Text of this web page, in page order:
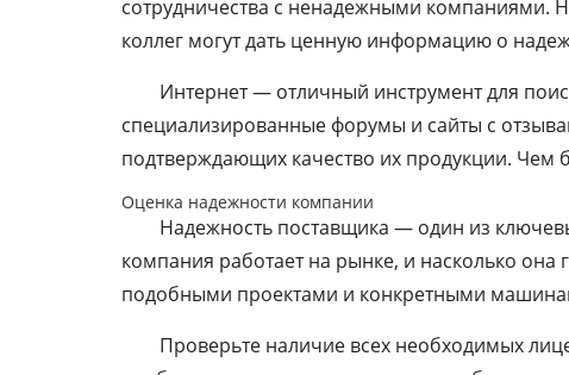
сотрудничества с ненадежными компаниями.
коллег могут дать ценную информацию о
Интернет — отличный инструмент для
специализированные форумы и сайты с
подтверждающих качество их продукции.
Оценка надежности компании
Надежность поставщика — один из
компания работает на рынке, и насколько она
подобными проектами и конкретными
Проверьте наличие всех необходимых